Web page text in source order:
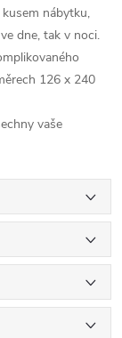
nábytku,
dne, tak v noci.
126 x 240
vaše